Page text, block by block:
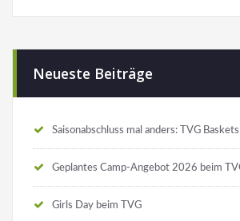
Neueste Beiträge
Saisonabschluss mal anders: TVG
Geplantes Camp-Angebot 2026 beim
Girls Day beim TVG